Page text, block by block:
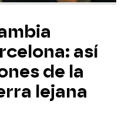
así
de la
lejana